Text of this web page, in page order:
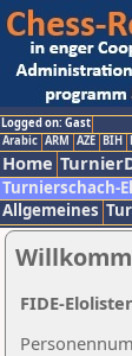
Logged on: Gast
Arabic ARM AZE BIH
Home
Turnierschach-
Allgemeines
FIDE-